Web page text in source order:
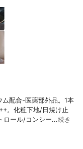
配合-医薬部外品。1本
。化粧下地/日焼け止
ロール/コンシー...続き